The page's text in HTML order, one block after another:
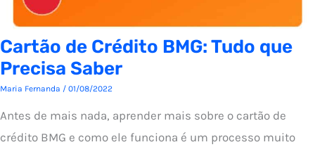
Cartão de Crédito BMG: Tudo que
Precisa Saber
Maria Fernanda / 01/08/2022
Antes de mais nada, aprender mais sobre o cartão de
crédito BMG e como ele funciona é um processo muito